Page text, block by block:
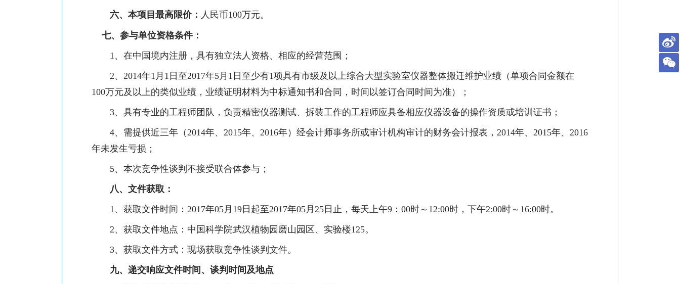
六、本项目最高限价： 人民币100万元。
七、 参与单位资格条件：
1 、在中国境内注册，具有独立法人资格、相应的经营范围；
2、 2014年1 月 1 日至2017年5 月 1 日至少有1项具有市级及以上综合大型实验室仪器整体搬迁维护业绩（单项合同金额在
100万元及以上的类似业绩，业绩证明材料为中标通知书和合同，时间以签订合同时间为准）；
3、具有专业的工程师团队，负责精密仪器测试、拆装工作的工程师应具备相应仪器设备的操作资质或培训证书；
4、需提供近三年（ 2014年、 2015年、 2016年）经会计师事务所或审计机构审计的财务会计报表， 2014年、 2015年、 2016
年未发生亏损；
5、本次竞争性谈判不接受联合体参与；
八、 文件获取：
1 、获取文件时间： 2017年05 月 19日起至2017年05 月 25日止，每天上午9 ： 00时～ 12:00时，下午2:00时～ 16:00时。
2、获取文件地点：中国科学院武汉植物园磨山园区、实验楼125。
3、获取文件方式：现场获取竞争性谈判文件。
九、递交响应文件时间、谈判时间及地点